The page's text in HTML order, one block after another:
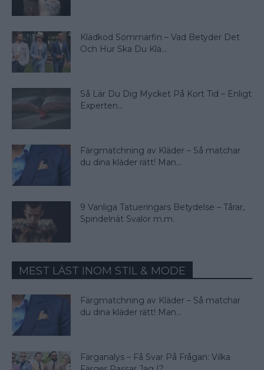
Klädkod Sommarfin – Vad Betyder Det
Och Hur Ska Du Klä...
Så Lär Du Dig Mycket På Kort Tid – Enligt
Experten...
Färgmatchning av Kläder – Så matchar
du dina kläder rätt! Man...
9 Vanliga Tatueringars Betydelse – Tårar,
Spindelnät Svalor m.m.
MEST LÄST INOM STIL & MODE
Färgmatchning av Kläder – Så matchar
du dina kläder rätt! Man...
Färganalys – Få Svar På Frågan: Vilka